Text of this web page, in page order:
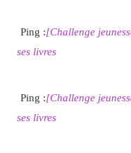
Ping :[Challenge
ses livres
Ping :[Challenge
ses livres